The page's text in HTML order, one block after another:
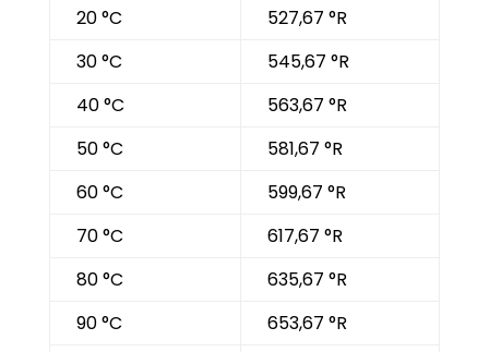
20 °C
527,67 °R
30 °C
545,67 °R
40 °C
563,67 °R
50 °C
581,67 °R
60 °C
599,67 °R
70 °C
617,67 °R
80 °C
635,67 °R
90 °C
653,67 °R